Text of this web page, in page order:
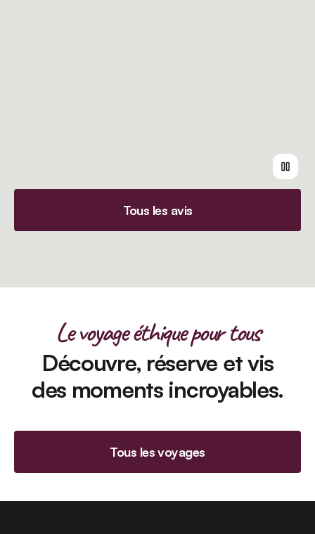
Tous les avis
Le voyage éthique pour tous
Découvre, réserve et vis
des moments incroyables.
Tous les voyages